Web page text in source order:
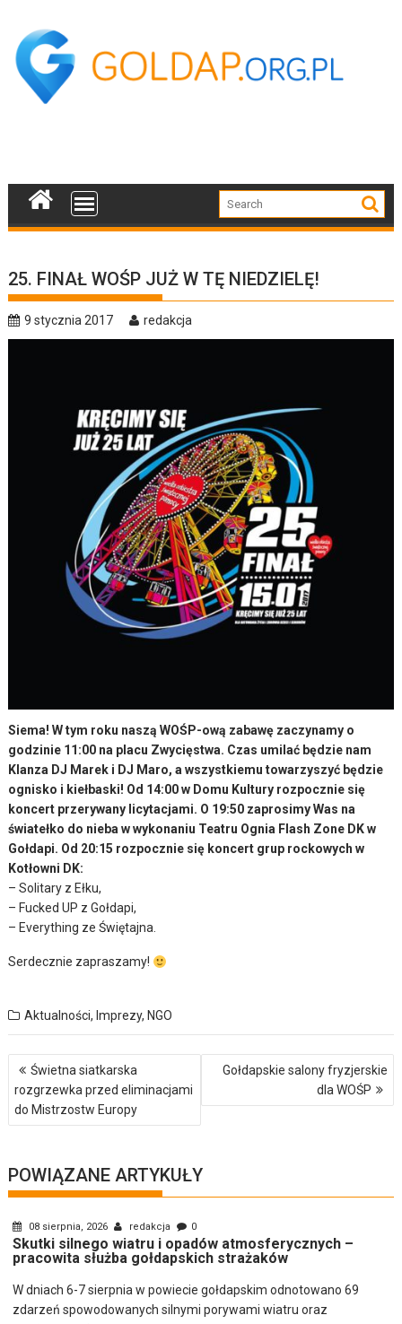
content
25. FINAŁ WOŚP JUŻ W TĘ NIEDZIELĘ!
9 stycznia 2017 redakcja
Siema! W tym roku naszą WOŚP-ową zabawę zaczynamy o
godzinie 11:00 na placu Zwycięstwa. Czas umilać będzie nam
Klanza DJ Marek i DJ Maro, a wszystkiemu towarzyszyć będzie
ognisko i kiełbaski! Od 14:00 w Domu Kultury rozpocznie się
koncert przerywany licytacjami. O 19:50 zaprosimy Was na
światełko do nieba w wykonaniu Teatru Ognia Flash Zone DK w
Gołdapi. Od 20:15 rozpocznie się koncert grup rockowych w
Kotłowni DK:
– Solitary z Ełku,
– Fucked UP z Gołdapi,
– Everything ze Świętajna.
Serdecznie zapraszamy!
Aktualności, Imprezy, NGO
Nawigacja
wpisu
Świetna siatkarska
rozgrzewka przed eliminacjami
do Mistrzostw Europy
Gołdapskie salony fryzjerskie
dla WOŚP
POWIĄZANE ARTYKUŁY
08 sierpnia, 2026 redakcja 0
Skutki silnego wiatru i opadów atmosferycznych –
pracowita służba gołdapskich strażaków
W dniach 6-7 sierpnia w powiecie gołdapskim odnotowano 69
zdarzeń spowodowanych silnymi porywami wiatru oraz